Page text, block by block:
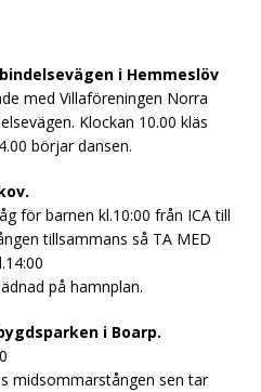
i Hemmeslöv
med Villaföreningen Norra
Klockan 10.00 kläs
börjar dansen.
för barnen kl.10:00 från ICA till
tillsammans så TA MED
på hamnplan.
i Boarp.
midsommarstången sen tar